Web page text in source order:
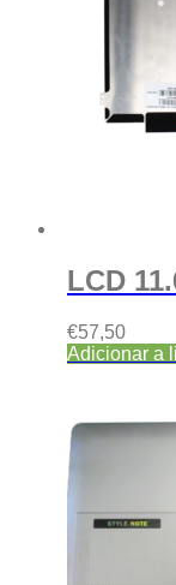
LCD
€57,50
Adicionar a